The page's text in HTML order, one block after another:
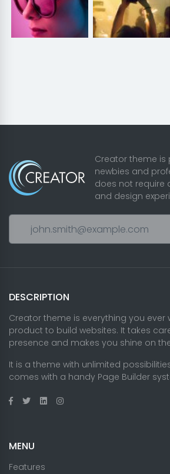
Creator theme is
newbies and
does not require
and design
DESCRIPTION
Creator theme is everything you ever
product to build websites. It takes
presence and makes you shine on
It is a theme with unlimited
comes with a handy Page Builder
MENU
Features